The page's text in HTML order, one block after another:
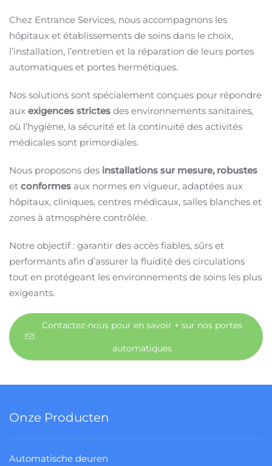
Chez Entrance Services, nous accompagnons les
hôpitaux et établissements de soins dans le choix,
l’installation, l’entretien et la réparation de leurs portes
automatiques et portes hermétiques.
Nos solutions sont spécialement conçues pour répondre
aux exigences strictes des environnements sanitaires,
où l’hygiène, la sécurité et la continuité des activités
médicales sont primordiales.
Nous proposons des installations sur mesure, robustes
et conformes aux normes en vigueur, adaptées aux
hôpitaux, cliniques, centres médicaux, salles blanches et
zones à atmosphère contrôlée.
Notre objectif : garantir des accès fiables, sûrs et
performants afin d’assurer la fluidité des circulations
tout en protégeant les environnements de soins les plus
exigeants.
Contactez-nous pour en savoir + sur nos portes
automatiques
Onze Producten
Automatische deuren